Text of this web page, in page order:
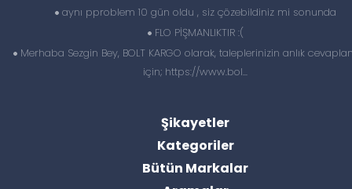
aynı pproblem 10 gün oldu , siz çözebildiniz mi sonunda
FLO PİŞMANLIKTIR :(
Merhaba Sezgin Bey, BOLT KARGO olarak, taleplerinizin anlık
için; https://www.bol...
Şikayetler
Kategoriler
Bütün Markalar